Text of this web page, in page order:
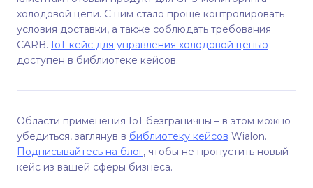
холодовой цепи. С ним стало проще контролировать
условия доставки, а также соблюдать требования
CARB. IoT-кейс для управления холодовой цепью
доступен в библиотеке кейсов.
Области применения IoT безграничны – в этом можно
убедиться, заглянув в библиотеку кейсов Wialon.
Подписывайтесь на блог, чтобы не пропустить новый
кейс из вашей сферы бизнеса.